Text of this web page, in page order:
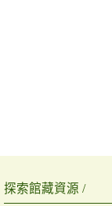
探索館藏資源 /